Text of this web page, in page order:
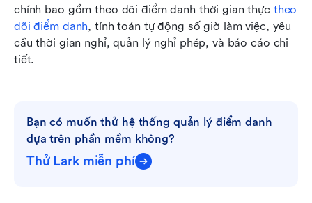
chính bao gồm theo dõi điểm danh thời gian thực theo
dõi điểm danh, tính toán tự động số giờ làm việc, yêu
cầu thời gian nghỉ, quản lý nghỉ phép, và báo cáo chi
tiết.
Bạn có muốn thử hệ thống quản lý điểm danh
dựa trên phần mềm không?
Thử Lark miễn phí